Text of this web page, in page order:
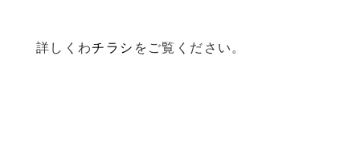
詳しくわチラシ をご覧ください。